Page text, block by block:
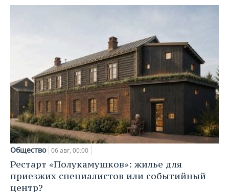
Общество 06 авг, 00:00
Рестарт «Полукамушков»: жилье для
приезжих специалистов или событийный
центр?